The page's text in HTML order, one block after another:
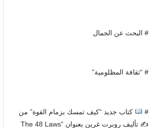
# البحث عن الجمال
# “ثقافة المظلومية”
#
كتاب جديد “كيف تمسك بزمام القوة” من
✍
تأليف روبرت غرين بعنوان “The 48 Laws